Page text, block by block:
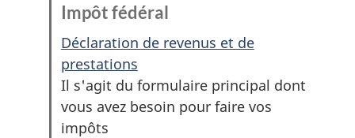
Impôt fédéral
Déclaration de revenus et de
prestations
Il s'agit du formulaire principal dont
vous avez besoin pour faire vos
impôts